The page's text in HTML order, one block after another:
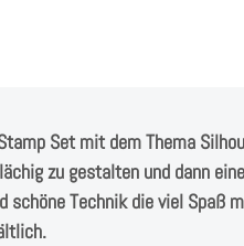
Set mit dem Thema
zu gestalten und dann
schöne Technik die viel Spaß